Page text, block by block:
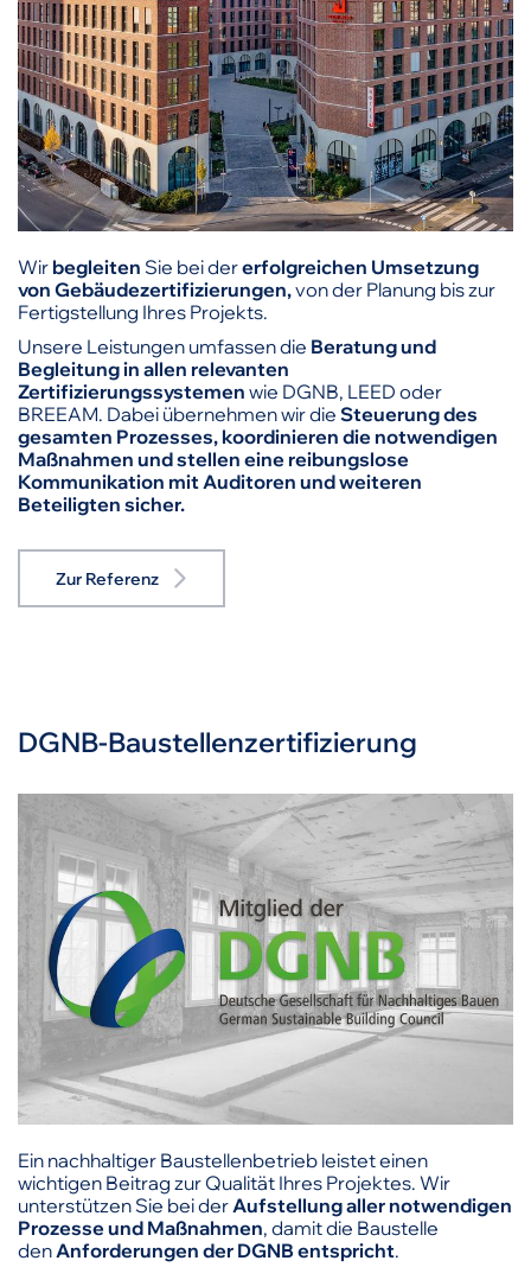
Wir begleiten Sie bei dererfolgreichen Umsetzung
von Gebäudezertifizierungen,von der Planung bis zur
Fertigstellung Ihres Projekts.
Unsere Leistungen umfassen die Beratung und
Begleitung in allen relevanten
Zertifizierungssystemen wie DGNB, LEED oder
BREEAM. Dabei übernehmen wir die Steuerung des
gesamten Prozesses, koordinieren die notwendigen
Maßnahmen und stellen eine reibungslose
Kommunikation mit Auditoren und weiteren
Beteiligten sicher.
Zur Referenz
DGNB-Baustellenzertifizierung
Ein nachhaltiger Baustellenbetrieb leistet einen
wichtigen Beitrag zur Qualität Ihres Projektes. Wir
unterstützen Sie bei derAufstellung aller notwendigen
Prozesse und Maßnahmen, damit die Baustelle
denAnforderungen der DGNB entspricht.